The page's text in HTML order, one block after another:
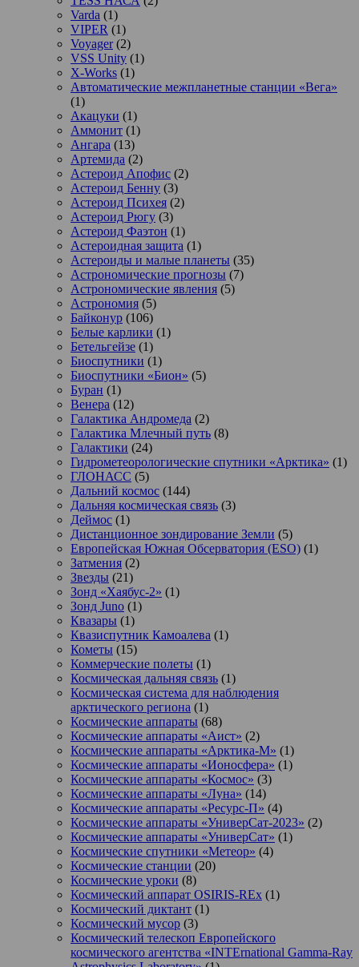
Varda (1)
VIPER (1)
Voyager(2)
VSS Unity (1)
X-Works (1)
Автоматические межпланетные станции «Вега»
(1)
Акацуки (1)
Аммонит (1)
Ангара (13)
Артемида (2)
Астероид Апофис (2)
Астероид Бенну (3)
Астероид Психея (2)
Астероид Рюгу (3)
Астероид Фаэтон (1)
Астероидная защита (1)
Астероиды и малые планеты (35)
Астрономические прогнозы (7)
Астрономические явления (5)
Астрономия (5)
Байконур (106)
Белые карлики (1)
Бетельгейзе (1)
Биоспутники (1)
Биоспутники «Бион» (5)
Буран (1)
Венера (12)
Галактика Андромеда (2)
Галактика Млечный путь (8)
Галактики (24)
Гидрометеорологические спутники «Арктика» (1)
ГЛОНАСС (5)
Дальний космос (144)
Дальняя космическая связь (3)
Деймос (1)
Дистанционное зондирование Земли (5)
Европейская Южная Обсерватория (ESO) (1)
Затмения (2)
Звезды (21)
Зонд «Хаябус-2» (1)
Зонд Juno (1)
Квазары (1)
Квазиспутник Камоалева (1)
Кометы (15)
Коммерческие полеты (1)
Космическая дальняя связь (1)
Космическая система для наблюдения
арктического региона (1)
Космические аппараты (68)
Космические аппараты «Аист» (2)
Космические аппараты «Арктика-М» (1)
Космические аппараты «Ионосфера» (1)
Космические аппараты «Космос» (3)
Космические аппараты «Луна» (14)
Космические аппараты «Ресурс-П» (4)
Космические аппараты «УниверСат-2023» (2)
Космические аппараты «УниверСат» (1)
Космические спутники «Метеор» (4)
Космические станции (20)
Космические уроки (8)
Космический аппарат OSIRIS-REx (1)
Космический диктант (1)
Космический мусор (3)
Космический телескоп Европейского
космического агентства «INTErnational Gamma-Ray